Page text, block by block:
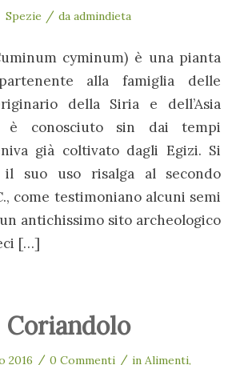
Spezie / daadmindieta
cyminum) è una pianta
alla famiglia delle
della Siria e dell’Asia
è conosciuto sin dai tempi
già coltivato dagli Egizi. Si
suo uso risalga al secondo
come testimoniano alcuni semi
antichissimo sito archeologico
[…]
Coriandolo
2016 / 0 Commenti / in Alimenti,